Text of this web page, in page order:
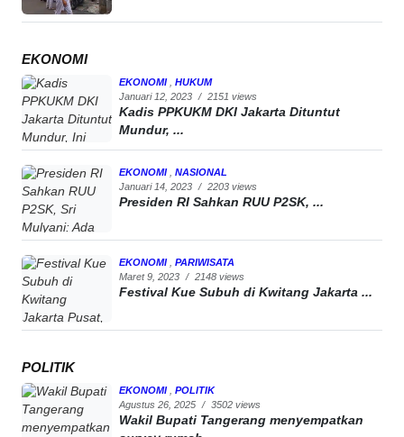
EKONOMI
EKONOMI
HUKUM
Januari 12, 2023 / 2151 views
Kadis PPKUKM DKI Jakarta Dituntut
Mundur, ...
EKONOMI
NASIONAL
Januari 14, 2023 / 2203 views
Presiden RI Sahkan RUU P2SK, ...
EKONOMI
PARIWISATA
Maret 9, 2023 / 2148 views
Festival Kue Subuh di Kwitang Jakarta ...
POLITIK
EKONOMI
POLITIK
Agustus 26, 2025 / 3502 views
Wakil Bupati Tangerang menyempatkan